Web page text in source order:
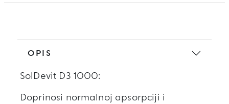
OPIS
SolDevit D3 1000:
Doprinosi normalnoj apsorpciji i